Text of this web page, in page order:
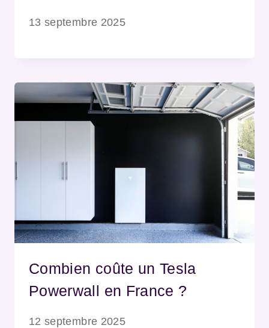
13 septembre 2025
Combien coûte un Tesla
Powerwall en France ?
12 septembre 2025